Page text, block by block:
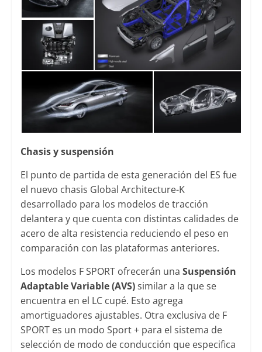
Chasis y suspensión
El punto de partida de esta generación del ES fue
el nuevo chasis Global Architecture-K
desarrollado para los modelos de tracción
delantera y que cuenta con distintas calidades de
acero de alta resistencia reduciendo el peso en
comparación con las plataformas anteriores.
Los modelos F SPORT ofrecerán una Suspensión
Adaptable Variable (AVS)similar a la que se
encuentra en el LC cupé. Esto agrega
amortiguadores ajustables. Otra exclusiva de F
SPORT es un modo Sport + para el sistema de
selección de modo de conducción que especifica